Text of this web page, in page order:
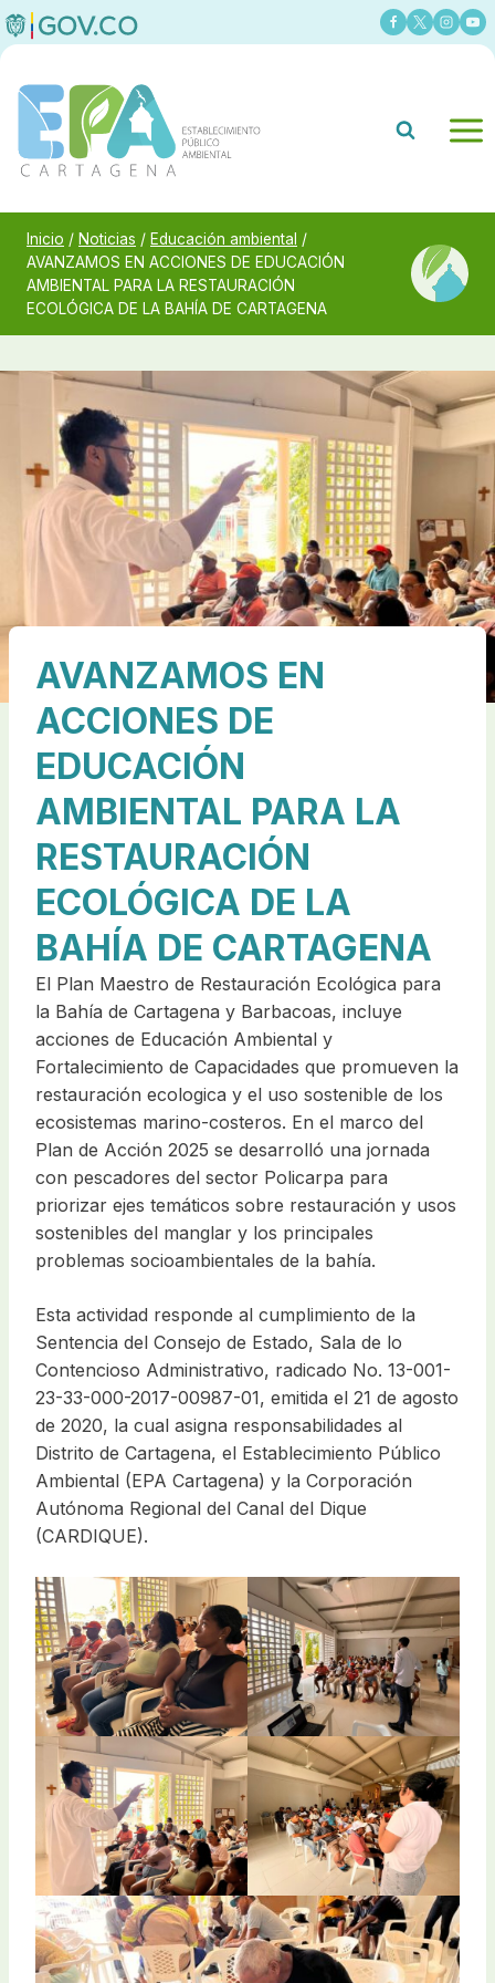
Saltar
al
Inicio / Noticias / Educación ambiental /
AVANZAMOS EN ACCIONES DE EDUCACIÓN
AMBIENTAL PARA LA RESTAURACIÓN
ECOLÓGICA DE LA BAHÍA DE CARTAGENA
AVANZAMOS EN
ACCIONES DE
EDUCACIÓN
AMBIENTAL PARA LA
RESTAURACIÓN
ECOLÓGICA DE LA
BAHÍA DE CARTAGENA
El Plan Maestro de Restauración Ecológica para
la Bahía de Cartagena y Barbacoas, incluye
acciones de Educación Ambiental y
Fortalecimiento de Capacidades que promueven la
restauración ecologica y el uso sostenible de los
ecosistemas marino-costeros. En el marco del
Plan de Acción 2025 se desarrolló una jornada
con pescadores del sector Policarpa para
priorizar ejes temáticos sobre restauración y usos
sostenibles del manglar y los principales
problemas socioambientales de la bahía.
Esta actividad responde al cumplimiento de la
Sentencia del Consejo de Estado, Sala de lo
Contencioso Administrativo, radicado No. 13-001-
23-33-000-2017-00987-01, emitida el 21 de agosto
de 2020, la cual asigna responsabilidades al
Distrito de Cartagena, el Establecimiento Público
Ambiental (EPA Cartagena) y la Corporación
Autónoma Regional del Canal del Dique
(CARDIQUE).